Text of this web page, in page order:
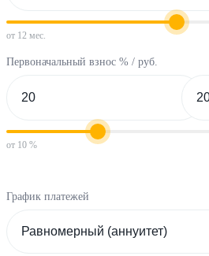
от 12 мес.
Первоначальный взнос % / руб.
от 10 %
График платежей